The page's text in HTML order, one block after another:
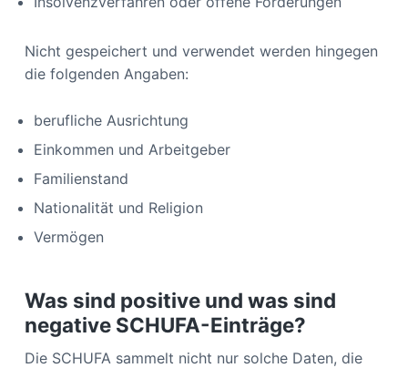
Nicht gespeichert und verwendet werden hingegen
die folgenden Angaben:
berufliche Ausrichtung
Einkommen und Arbeitgeber
Familienstand
Nationalität und Religion
Vermögen
Was sind positive und was sind
negative SCHUFA-Einträge?
Die SCHUFA sammelt nicht nur solche Daten, die